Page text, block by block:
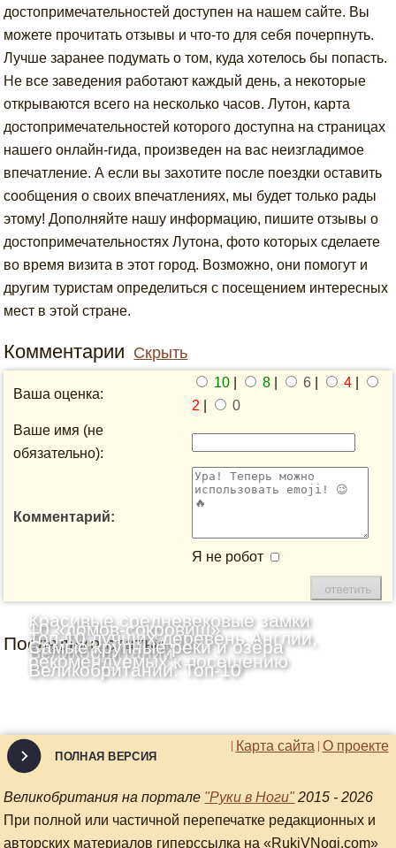
достопримечательностей доступен на нашем сайте. Вы
можете прочитать отзывы и что-то для себя почерпнуть.
Лучше заранее подумать о том, куда хотелось бы попасть.
Не все заведения работают каждый день, а некоторые
открываются всего на несколько часов. Лутон, карта
достопримечательностей которого доступна на страницах
нашего онлайн-гида, произведен на вас неизгладимое
впечатление. А если вы захотите после поездки оставить
сообщения о своих впечатлениях, мы будет только рады
этому! Дополняйте нашу информацию, пишите отзывы о
достопримечательностях Лутона, фото которых сделаете
во время визита в этот город. Возможно, они помогут и
другим туристам определиться с посещением интересных
мест в этой стране.
Комментарии Скрыть
Ваша оценка:
10 8 6 4
2
0
Ваше имя (не
обязательно):
Комментарий:
Я не робот
Последние статьи
Красивые средневековые замки
Шотландии: Топ-10
10 «домов-сокровищ»
Великобритании
Топ-10 лучших деревень Англии,
рекомендуемых к посещению
Самые крупные реки и озёра
Великобритании: Топ-10
О проекте
Карта сайта
ПОЛНАЯ ВЕРСИЯ
Великобритания на портале "Руки в Ноги" 2015 - 2026
При полной или частичной перепечатке редакционных и
авторских материалов гиперссылка на «RukiVNogi.com»